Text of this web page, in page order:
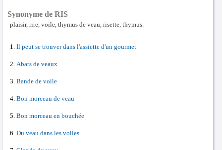
Synonyme de RIS
plaisir, rire, voile, thymus de veau, risette, thymus.
Il peut se trouver dans l'assiette d'un gourmet
Abats de veaux
Bande de voile
Bon morceau de veau
Bon morceau en bouchée
Du veau dans les voiles